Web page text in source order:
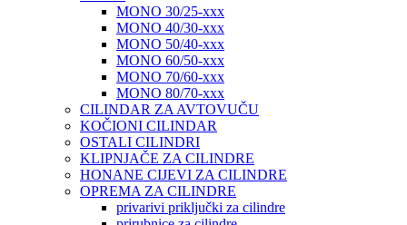
MONO 30/25-xxx
MONO 40/30-xxx
MONO 50/40-xxx
MONO 60/50-xxx
MONO 70/60-xxx
MONO 80/70-xxx
CILINDAR ZA AVTOVUČU
KOČIONI CILINDAR
OSTALI CILINDRI
KLIPNJAČE ZA CILINDRE
HONANE CIJEVI ZA CILINDRE
OPREMA ZA CILINDRE
privarivi priključki za cilindre